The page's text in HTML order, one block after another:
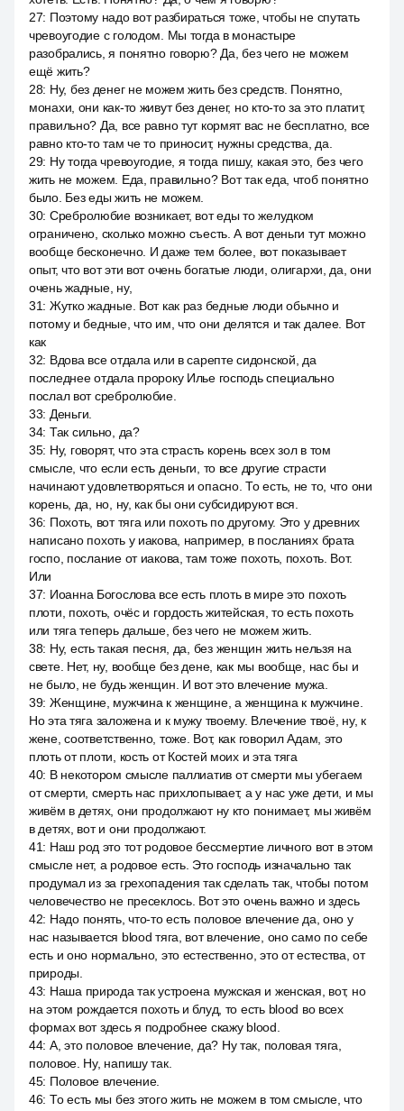
27: Поэтому надо вот разбираться тоже, чтобы не спутать
чревоугодие с голодом. Мы тогда в монастыре
разобрались, я понятно говорю? Да, без чего не можем
ещё жить?
28: Ну, без денег не можем жить без средств. Понятно,
монахи, они как-то живут без денег, но кто-то за это платит,
правильно? Да, все равно тут кормят вас не бесплатно, все
равно кто-то там че то приносит, нужны средства, да.
29: Ну тогда чревоугодие, я тогда пишу, какая это, без чего
жить не можем. Еда, правильно? Вот так еда, чтоб понятно
было. Без еды жить не можем.
30: Сребролюбие возникает, вот еды то желудком
ограничено, сколько можно съесть. А вот деньги тут можно
вообще бесконечно. И даже тем более, вот показывает
опыт, что вот эти вот очень богатые люди, олигархи, да, они
очень жадные, ну,
31: Жутко жадные. Вот как раз бедные люди обычно и
потому и бедные, что им, что они делятся и так далее. Вот
как
32: Вдова все отдала или в сарепте сидонской, да
последнее отдала пророку Илье господь специально
послал вот сребролюбие.
33: Деньги.
34: Так сильно, да?
35: Ну, говорят, что эта страсть корень всех зол в том
смысле, что если есть деньги, то все другие страсти
начинают удовлетворяться и опасно. То есть, не то, что они
корень, да, но, ну, как бы они субсидируют вся.
36: Похоть, вот тяга или похоть по другому. Это у древних
написано похоть у иакова, например, в посланиях брата
госпо, послание от иакова, там тоже похоть, похоть. Вот.
Или
37: Иоанна Богослова все есть плоть в мире это похоть
плоти, похоть, очёс и гордость житейская, то есть похоть
или тяга теперь дальше, без чего не можем жить.
38: Ну, есть такая песня, да, без женщин жить нельзя на
свете. Нет, ну, вообще без дене, как мы вообще, нас бы и
не было, не будь женщин. И вот это влечение мужа.
39: Женщине, мужчина к женщине, а женщина к мужчине.
Но эта тяга заложена и к мужу твоему. Влечение твоё, ну, к
жене, соответственно, тоже. Вот, как говорил Адам, это
плоть от плоти, кость от Костей моих и эта тяга
40: В некотором смысле паллиатив от смерти мы убегаем
от смерти, смерть нас прихлопывает, а у нас уже дети, и мы
живём в детях, они продолжают ну кто понимает, мы живём
в детях, вот и они продолжают.
41: Наш род это тот родовое бессмертие личного вот в этом
смысле нет, а родовое есть. Это господь изначально так
продумал из за грехопадения так сделать так, чтобы потом
человечество не пресеклось. Вот это очень важно и здесь
42: Надо понять, что-то есть половое влечение да, оно у
нас называется blood тяга, вот влечение, оно само по себе
есть и оно нормально, это естественно, это от естества, от
природы.
43: Наша природа так устроена мужская и женская, вот, но
на этом рождается похоть и блуд, то есть blood во всех
формах вот здесь я подробнее скажу blood.
44: А, это половое влечение, да? Ну так, половая тяга,
половое. Ну, напишу так.
45: Половое влечение.
46: То есть мы без этого жить не можем в том смысле, что